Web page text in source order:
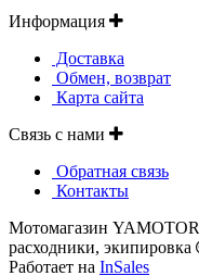
Информация
Доставка
Обмен, возврат
Карта сайта
Связь с нами
Обратная связь
Контакты
Мотомагазин
расходники, экипировка
Работает на InSales